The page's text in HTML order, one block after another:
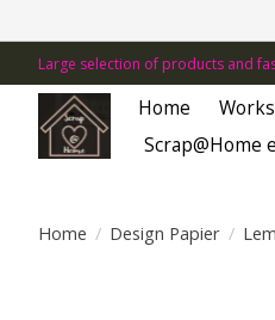
Large selection of products and
Home
Scrap@Home
Home / Design Papier /